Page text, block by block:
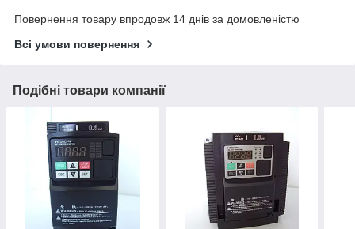
Повернення товару впродовж 14 днів за домовленістю
Всі умови повернення
Подібні товари компанії